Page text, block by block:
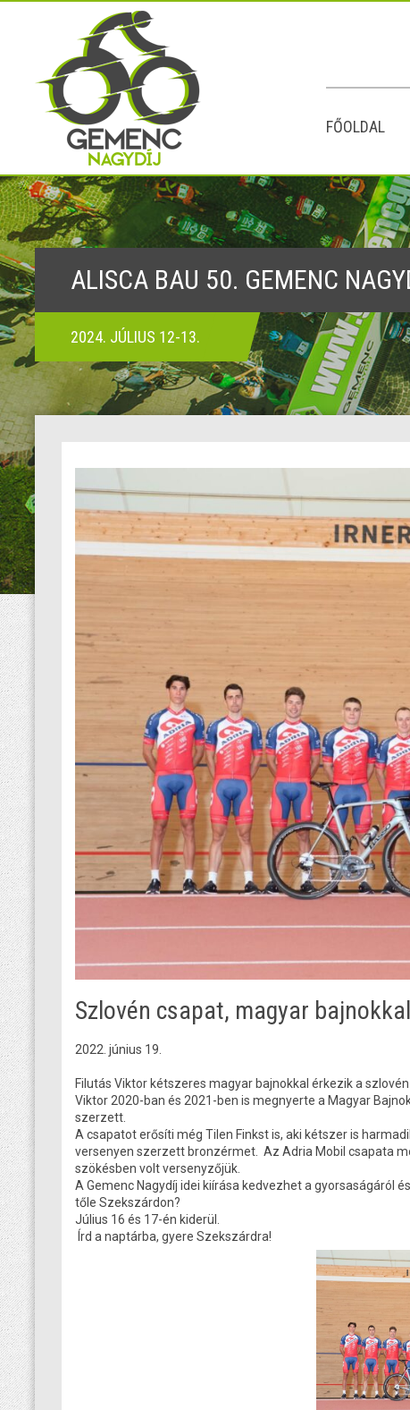
FŐOLDAL
ALISCA BAU 50. GEMENC
2024. JÚLIUS 12-13.
Szlovén csapat, magyar
2022. június 19.
Filutás Viktor kétszeres magyar bajnokkal érkezik a
Viktor 2020-ban és 2021-ben is megnyerte a Magyar
szerzett.
A csapatot erősíti még Tilen Finkst is, aki kétszer is
versenyen szerzett bronzérmet. Az Adria Mobil csapata
szökésben volt versenyzőjük.
A Gemenc Nagydíj idei kiírása kedvezhet a gyorsaságáról
tőle Szekszárdon?
Július 16 és 17-én kiderül.
Írd a naptárba, gyere Szekszárdra!